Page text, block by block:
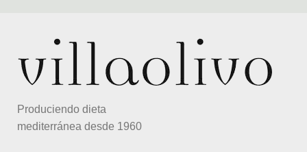
Produciendo dieta
mediterránea desde 1960